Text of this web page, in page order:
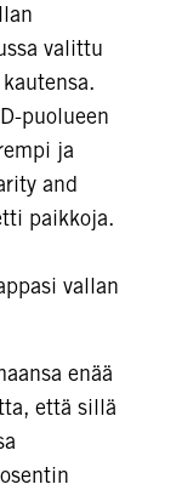
valittu
puolueen
ja
and
paikkoja.
vallan
enää
että sillä